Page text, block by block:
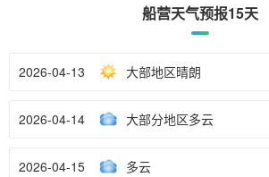
船营天气预报15天
2026-04-13 大部地区晴朗
2026-04-14 大部分地区多云
2026-04-15 多云